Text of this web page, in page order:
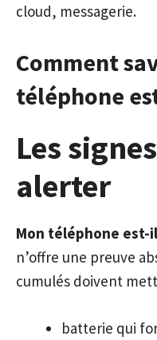
cloud, messagerie.
Comment
téléphone
Les
alerter
Mon téléphone est-
n’offre une preuve
cumulés doivent
batterie qui